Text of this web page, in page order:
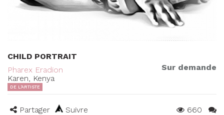
CHILD PORTRAIT
Pharex Eradion
Karen, Kenya
Sur demande
DE L'ARTISTE
Partager Suivre 660